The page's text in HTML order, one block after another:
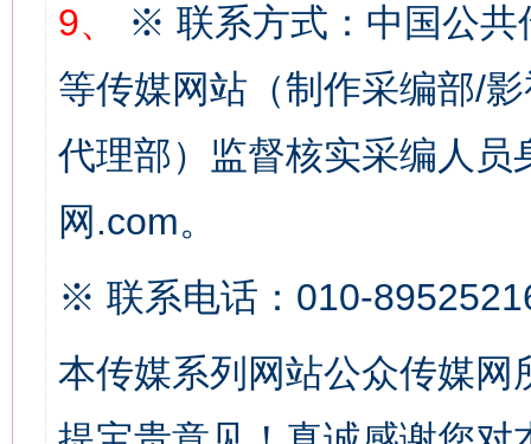
9、
※ 联系方式：中国公共
等传媒网站（制作采编部/
代理部）监督核实采编人员
网.com。
※ 联系电话：010-
本传媒系列网站公众传媒
这是一记警钟！ 谢